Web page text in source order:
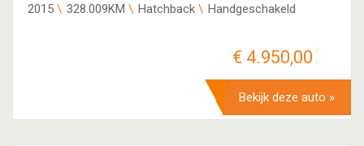
2015 328.009KM Hatchback Handgeschakeld
€ 4.950,00
Bekijk deze auto »